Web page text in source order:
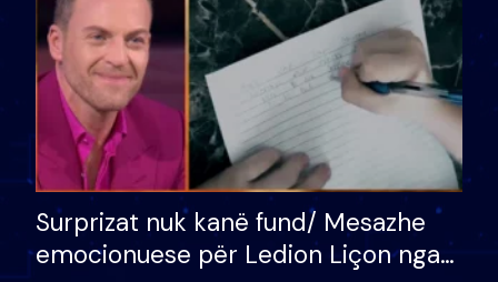
Surprizat nuk kanë fund/ Mesazhe
emocionuese për Ledion Liçon nga